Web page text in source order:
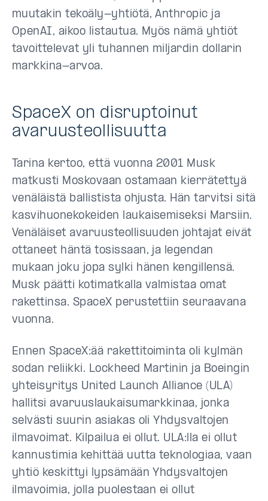
muutakin tekoäly-yhtiötä, Anthropic ja
OpenAI, aikoo listautua. Myös nämä yhtiöt
tavoittelevat yli tuhannen miljardin dollarin
markkina-arvoa.
SpaceX on disruptoinut
avaruusteollisuutta
Tarina kertoo, että vuonna 2001 Musk
matkusti Moskovaan ostamaan kierrätettyä
venäläistä ballistista ohjusta. Hän tarvitsi sitä
kasvihuonekokeiden laukaisemiseksi Marsiin.
Venäläiset avaruusteollisuuden johtajat eivät
ottaneet häntä tosissaan, ja legendan
mukaan joku jopa sylki hänen kengillensä.
Musk päätti kotimatkalla valmistaa omat
rakettinsa. SpaceX perustettiin seuraavana
vuonna.
Ennen SpaceX:ää rakettitoiminta oli kylmän
sodan reliikki. Lockheed Martinin ja Boeingin
yhteisyritys United Launch Alliance (ULA)
hallitsi avaruuslaukaisumarkkinaa, jonka
selvästi suurin asiakas oli Yhdysvaltojen
ilmavoimat. Kilpailua ei ollut. ULA:lla ei ollut
kannustimia kehittää uutta teknologiaa, vaan
yhtiö keskittyi lypsämään Yhdysvaltojen
ilmavoimia, jolla puolestaan ei ollut